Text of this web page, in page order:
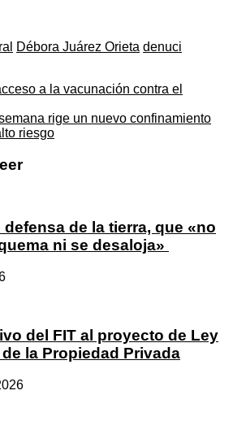
Débora Juárez Orieta denuci
a la vacunación contra el
rige un nuevo confinamiento
riesgo
de la tierra, que «no
ni se desaloja»
del FIT al proyecto de Ley
la Propiedad Privada